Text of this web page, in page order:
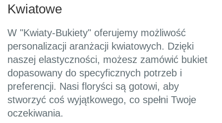
Kwiatowe
W "Kwiaty-Bukiety" oferujemy możliwość
personalizacji aranżacji kwiatowych. Dzięki
naszej elastyczności, możesz zamówić bukiet
dopasowany do specyficznych potrzeb i
preferencji. Nasi floryści są gotowi, aby
stworzyć coś wyjątkowego, co spełni Twoje
oczekiwania.